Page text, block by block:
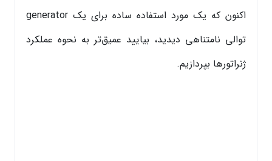
اکنون که یک مورد استفاده ساده برای یک generator
توالی نامتناهی دیدید، بیایید عمیق‌تر به نحوه عملکرد
ژنراتورها بپردازیم.